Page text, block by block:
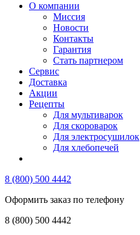
О компании
Миссия
Новости
Контакты
Гарантия
Стать партнером
Сервис
Доставка
Акции
Рецепты
Для мультиварок
Для скороварок
Для электросушилок
Для хлебопечей
8 (800) 500 4442
Оформить заказ по телефону
8 (800) 500 4442